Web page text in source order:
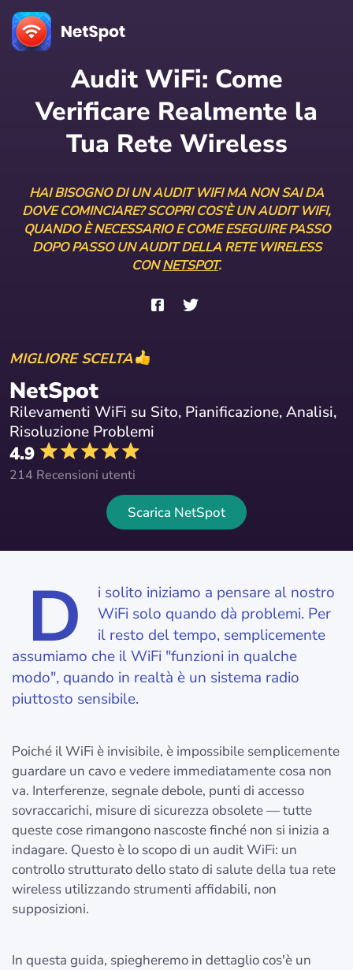
Audit WiFi: Come
Verificare Realmente la
Tua Rete Wireless
HAI BISOGNO DI UN AUDIT WIFI MA NON SAI DA
DOVE COMINCIARE? SCOPRI COS'È UN AUDIT WIFI,
QUANDO È NECESSARIO E COME ESEGUIRE PASSO
DOPO PASSO UN AUDIT DELLA RETE WIRELESS
CONNETSPOT.
MIGLIORE SCELTA
NetSpot
Rilevamenti WiFi su Sito, Pianificazione, Analisi,
Risoluzione Problemi
4.9
214 Recensioni utenti
Scarica NetSpot
D
i solito iniziamo a pensare al nostro
WiFi solo quando dà problemi. Per
il resto del tempo, semplicemente
assumiamo che il WiFi "funzioni in qualche
modo", quando in realtà è un sistema radio
piuttosto sensibile.
Poiché il WiFi è invisibile, è impossibile semplicemente
guardare un cavo e vedere immediatamente cosa non
va. Interferenze, segnale debole, punti di accesso
sovraccarichi, misure di sicurezza obsolete — tutte
queste cose rimangono nascoste finché non si inizia a
indagare. Questo è lo scopo di un audit WiFi: un
controllo strutturato dello stato di salute della tua rete
wireless utilizzando strumenti affidabili, non
supposizioni.
In questa guida, spiegheremo in dettaglio cos'è un